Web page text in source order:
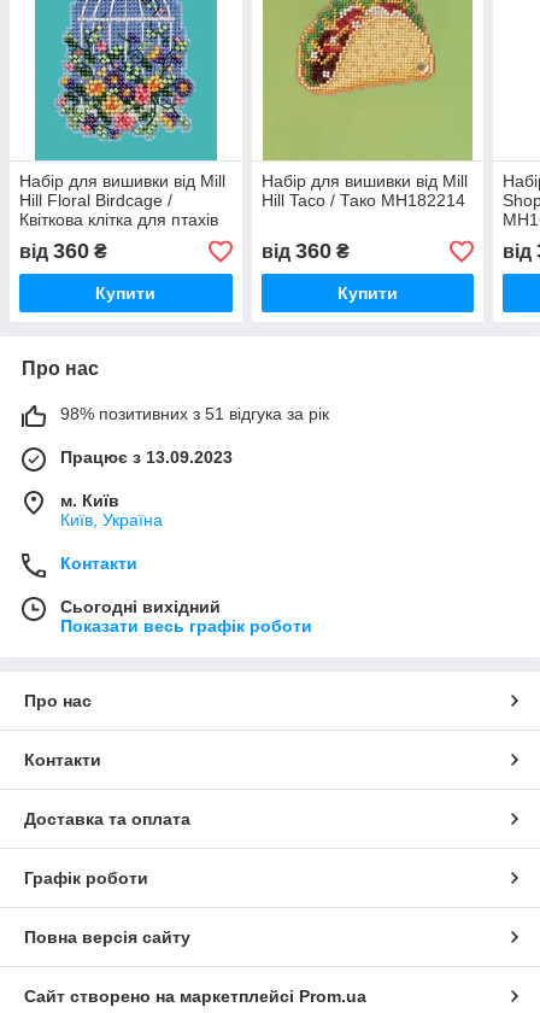
Набір для вишивки від Mill
Hill Floral Birdcage /
Квіткова клітка для птахів
MH182416
від 360 ₴
Купити
Набір для вишивки від Mill
Hill Taco / Тако MH182214
від 360₴
Купити
від
Про нас
98% позитивних з 51 відгука за рік
Працює з 13.09.2023
м. Київ
Київ, Україна
Контакти
Сьогодні вихідний
Показати весь графік роботи
Про нас
Контакти
Доставка та оплата
Графік роботи
Повна версія сайту
Сайт створено на маркетплейсі Prom.ua